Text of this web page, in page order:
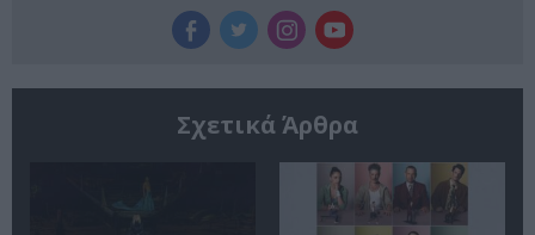
Σχετικά Άρθρα